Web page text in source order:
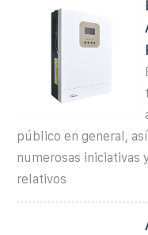
público en general,
numerosas iniciativas
relativos